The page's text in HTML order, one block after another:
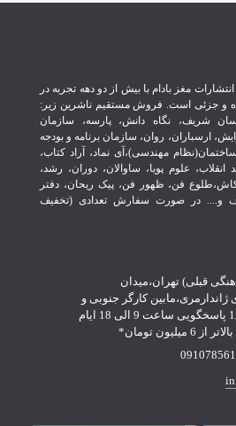
مغز بادام با بیش از دو دهه تجربه در
و جزئی است. فروش مستقیم ناشرین زیر:
شریف، نگاه دانش، پارسه، سازمان
ارسباران، روان، سازمان برنامه و بودجه
مهندسی)،آی نماد، آراد کتاب،
علوم پویا، ساوالان، دوران، رشد،
فن، ظهور فن، پیک ریحان، دفتر
و.... در صورت سفارش تعدادی (تخفیف
قبلی) تهران،میدان
ژاندارمری،مابین کارگر جنوبی و
منیری جاوید،پلاک 129 پاسخگویی ساعت 9 الی 18 ایام
تومان*